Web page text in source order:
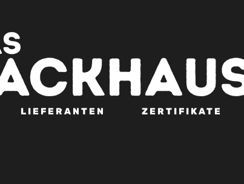
LIEFERANTEN ZERTIFIKATE